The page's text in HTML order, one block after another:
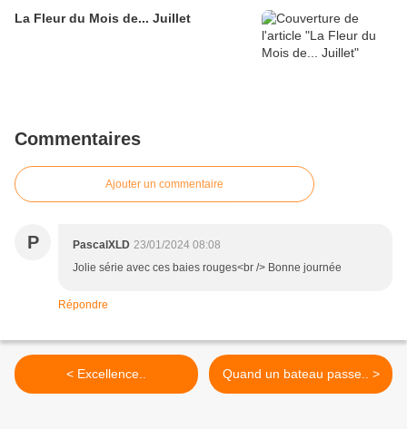
La Fleur du Mois de... Juillet
Commentaires
Ajouter un commentaire
P PascalXLD 23/01/2024 08:08
Jolie série avec ces baies rouges<br /> Bonne journée
Répondre
< Excellence.. Quand un bateau passe.. >